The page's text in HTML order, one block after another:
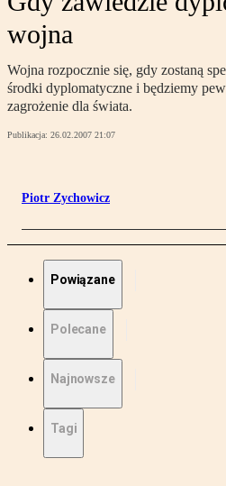
wojna
Wojna rozpocznie się, gdy zostaną
środki dyplomatyczne i będziemy
zagrożenie dla świata.
Publikacja: 26.02.2007 21:07
Piotr Zychowicz
Powiązane
Polecane
Najnowsze
Tagi